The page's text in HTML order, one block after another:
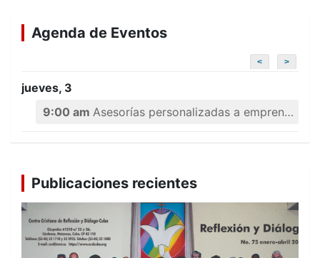
Agenda de Eventos
< >
jueves, 3
9:00 am Asesorías personalizadas a emprendedores
Publicaciones recientes